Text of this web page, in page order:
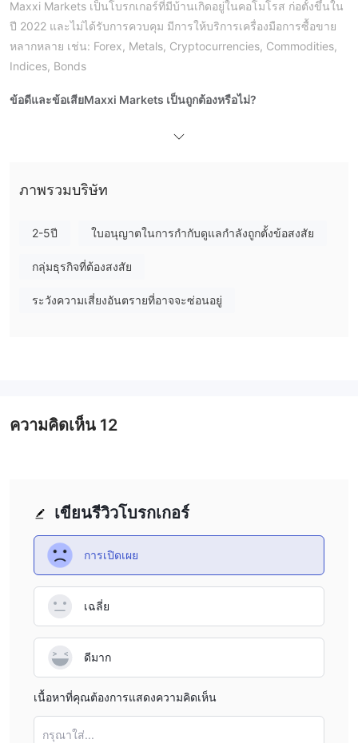
Maxxi Markets เป็นโบรกเกอร์ที่มีบ้านเกิดอยู่ในคอโมโรส ก่อตั้งขึ้นใน
ปี 2022 และไม่ได้รับการควบคุม มีการให้บริการเครื่องมือการซื้อขาย
หลากหลาย เช่น: Forex, Metals, Cryptocurrencies, Commodities,
Indices, Bonds
ข้อดีและข้อเสียMaxxi Markets เป็นถูกต้องหรือไม่?
ภาพรวมบริษัท
2-5ปี ใบอนุญาตในการกำกับดูแลกำลังถูกตั้งข้อสงสัย
กลุ่มธุรกิจที่ต้องสงสัย
ระวังความเสี่ยงอันตรายที่อาจจะซ่อนอยู่
เขียนรีวิวโบรกเกอร์
การเปิดเผย
เฉลี่ย
ดีมาก
เนื้อหาที่คุณต้องการแสดงความคิดเห็น
กรุณาใส่...
ความคิดเห็น 12